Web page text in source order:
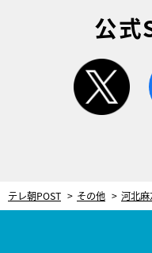
公式
テレ朝POST その他